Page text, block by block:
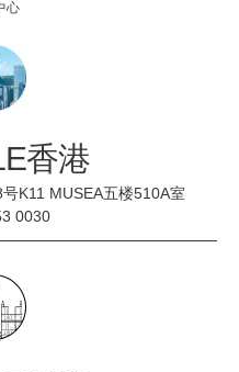
心
香港
K11 MUSEA五楼510A室
0030